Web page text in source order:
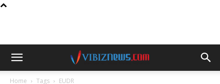
Home Tags EUDR